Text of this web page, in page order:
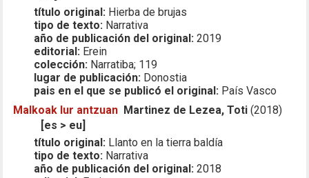
título original: Hierba de brujas
tipo de texto: Narrativa
año de publicación del original: 2019
editorial: Erein
colección: Narratiba; 119
lugar de publicación: Donostia
pais en el que se publicó el original: País Vasco
Malkoak lur antzuan Martinez de Lezea, Toti (2018)
[es > eu]
título original: Llanto en la tierra baldía
tipo de texto: Narrativa
año de publicación del original: 2018